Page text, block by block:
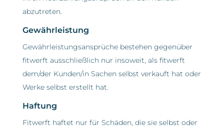
abzutreten.
Gewährleistung
Gewährleistungsansprüche bestehen gegenüber
fitwerft ausschließlich nur insoweit, als fitwerft
dem/der Kunden/in Sachen selbst verkauft hat oder
Werke selbst erstellt hat.
Haftung
Fitwerft haftet nur für Schäden, die sie selbst oder